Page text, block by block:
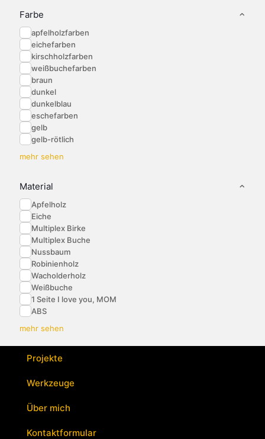
Farbe
apfelholzfarben
eichefarben
kirschholzfarben
weißbuchefarben
braun
dunkel
dunkelblau
eschefarben
gelb
gelb-rötlich
mehr sehen
Material
Apfelholz
Eiche
Multiplex Birke
Multiplex Buche
Nussbaum
Robinienholz
Wacholderholz
Weißbuche
1 Seite I love you, MOM
ABS
mehr sehen
Projekte
Werkzeuge
Über mich
Kontaktformular